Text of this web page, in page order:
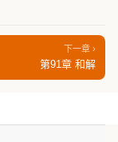
下一章 ›
第91章 和解